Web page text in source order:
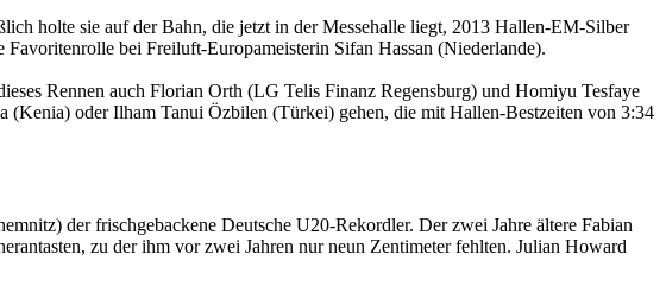
holte sie auf der Bahn, die jetzt in der Messehalle liegt, 2013 Hallen-EM-Silber
bei Freiluft-Europameisterin Sifan Hassan (Niederlande).
Rennen auch Florian Orth (LG Telis Finanz Regensburg) und Homiyu Tesfaye
oder Ilham Tanui Özbilen (Türkei) gehen, die mit Hallen-Bestzeiten von 3:34
der frischgebackene Deutsche U20-Rekordler. Der zwei Jahre ältere Fabian
zu der ihm vor zwei Jahren nur neun Zentimeter fehlten. Julian Howard